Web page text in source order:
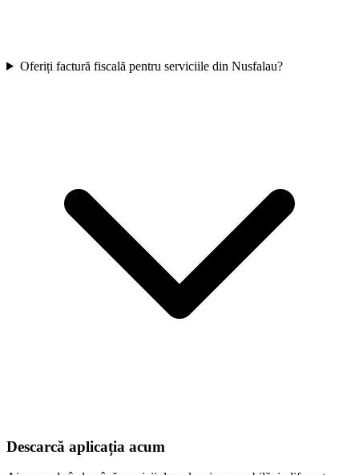
Oferiți factură fiscală pentru serviciile din Nusfalau?
Descarcă aplicația acum